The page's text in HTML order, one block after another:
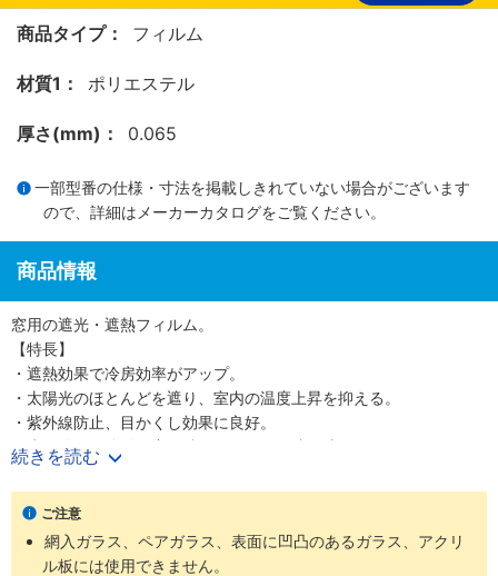
商品タイプ： フィルム
材質1： ポリエステル
厚さ(mm)： 0.065
一部型番の仕様・寸法を掲載しきれていない場合がございます
ので、詳細は メーカーカタログをご覧ください。
商品情報
窓用の遮光・遮熱フィルム。
【特長】
・遮熱効果で冷房効率がアップ。
・太陽光のほとんどを遮り、室内の温度上昇を抑える。
・紫外線防止、目かくし効果に良好。
・水を使って簡単に窓に貼れ、はがした跡も残りにくいシート。
【用途】
・工場、家屋の省エネ対策・目かくしに。
続きを読む
ご注意
網入ガラス、ペアガラス、表面に凹凸のあるガラス、アクリ
ル板には使用できません。